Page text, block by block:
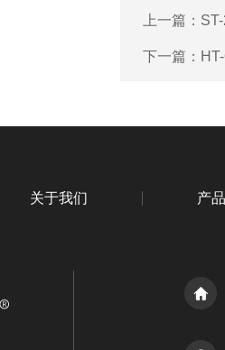
上一篇：
下一篇：
关于我们 产